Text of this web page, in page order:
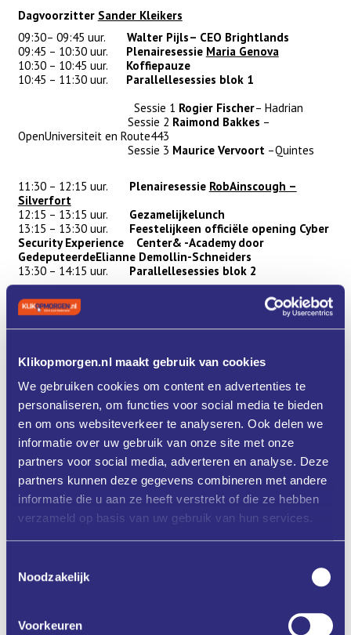
Klikopmorgen.nl maakt gebruik van cookies
We gebruiken cookies om content en advertenties te
personaliseren, om functies voor social media te bieden
en om ons websiteverkeer te analyseren. Ook delen we
informatie over uw gebruik van onze site met onze
partners voor social media, adverteren en analyse. Deze
partners kunnen deze gegevens combineren met andere
informatie die u aan ze heeft verstrekt of die ze hebben
verzameld op basis van uw gebruik van hun services.
Noodzakelijk
Voorkeuren
Dagvoorzitter Sander Kleikers
09:30– 09:45 uur. Walter Pijls– CEO Brightlands
09:45 – 10:30 uur. Plenairesessie Maria Genova
10:30 – 10:45 uur. Koffiepauze
10:45 – 11:30 uur. Parallellesessies blok 1
Sessie 1 Rogier Fischer– Hadrian
Sessie 2 Raimond Bakkes –
OpenUniversiteit en Route443
Sessie 3 Maurice Vervoort –Quintes
11:30 – 12:15 uur. Plenairesessie RobAinscough –
Silverfort
12:15 – 13:15 uur. Gezamelijkelunch
13:15 – 13:30 uur. Feestelijkeen officiële opening Cyber
Security Experience Center& -Academy door
GedeputeerdeElianne Demollin-Schneiders
13:30 – 14:15 uur. Parallellesessies blok 2
‍
–Zuyderland
Sessie 5
Immutec– Bouwen aan een
sterke back-upstrategie
Manager SOC++
14:15 – 15:00 uur.Plenairesessie Nick Bos–
Managementinzichten na een Grote Cyberhack
15:00 – 15:45 uur. Parallelle sessies blok 3Sessie 7Lisa
de Wilde–CyberRadiant
Sessie 8SaschaSchikowski en Andreas
van Nimmen– Drata en Route443
Sessie 9MahdiAbdulrazak– CISO
community Nederland
15:45 – 16:00 uur. Koffiepauze
16.00 – 16.45 uur.
College Pieter Cobelens
16.45 – 17.00 uur.Paneldiscussie
Kleikers
17:15 – 18.30 uur.